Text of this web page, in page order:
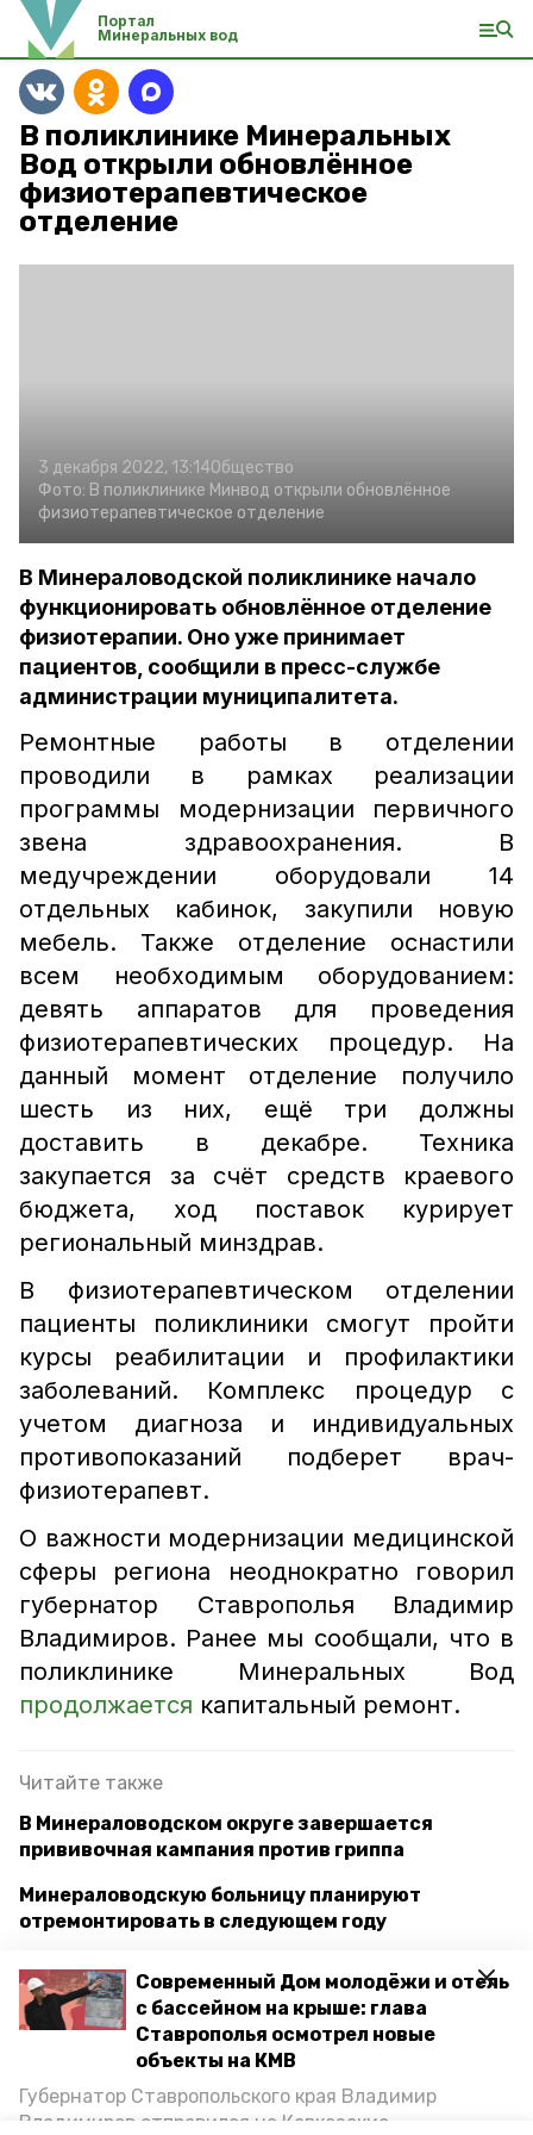
Современный Дом молодёжи и отель
с бассейном на крыше: глава
Ставрополья осмотрел новые
объекты на КМВ
Губернатор Ставропольского края Владимир
Владимиров отправился на Кавказские
Портал
Минеральных вод
В поликлинике Минеральных
Вод открыли обновлённое
физиотерапевтическое
отделение
3 декабря 2022, 13:14Общество
Фото: В поликлинике Минвод открыли обновлённое
физиотерапевтическое отделение
В Минераловодской поликлинике начало
функционировать обновлённое отделение
физиотерапии. Оно уже принимает
пациентов, сообщили в пресс-службе
администрации муниципалитета.
Ремонтные работы в отделении
проводили в рамках реализации
программы модернизации первичного
звена здравоохранения. В
медучреждении оборудовали 14
отдельных кабинок, закупили новую
мебель. Также отделение оснастили
всем необходимым оборудованием:
девять аппаратов для проведения
физиотерапевтических процедур. На
данный момент отделение получило
шесть из них, ещё три должны
доставить в декабре. Техника
закупается за счёт средств краевого
бюджета, ход поставок курирует
региональный минздрав.
В физиотерапевтическом отделении
пациенты поликлиники смогут пройти
курсы реабилитации и профилактики
заболеваний. Комплекс процедур с
учетом диагноза и индивидуальных
противопоказаний подберет врач-
физиотерапевт.
О важности модернизации медицинской
сферы региона неоднократно говорил
губернатор Ставрополья Владимир
Владимиров. Ранее мы сообщали, что в
поликлинике Минеральных Вод
продолжается капитальный ремонт.
Читайте также
В Минераловодском округе завершается
прививочная кампания против гриппа
Минераловодскую больницу планируют
отремонтировать в следующем году
Губернатор Владимиров поручил провести
проверку в минераловодской поликлинике